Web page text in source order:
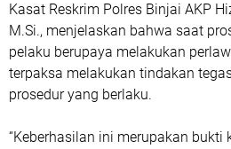
Kasat Reskrim Polres Binjai AKP
M.Si., menjelaskan bahwa saat
pelaku berupaya melakukan
terpaksa melakukan tindakan
prosedur yang berlaku.
“Keberhasilan ini merupakan bukti